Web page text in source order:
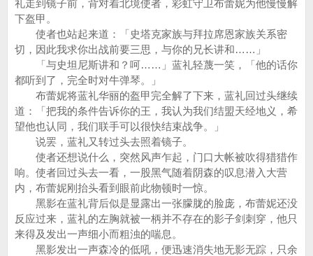
礼走到镜子前，背对着北境使者，彩虹守卫布蕾妮为他慢慢解
下盔甲。
使者也站起来道：「史塔克家族与拜拉席恩家族关系密
切，因此我求你出战前要三思，与你的兄长讲和……」
「与史坦尼斯讲和？呵……」蓝礼轻蔑一笑，「他的话你
都听到了，完全时对牛弹琴。」
布蕾妮将蓝礼华丽的盔甲完全解了下来，蓝礼回过头继续
道：「把我的条件告诉你的王，我认为我们结盟天经地义，希
望他也认同，我们联手可以很快结束战争。」
说罢，蓝礼又转过头去照着镜子。
使者还想说什么，突然风声乍起，门口大帐被吹得猎猎作
响。使者回过头去一看，一股黑气随着阴森的叹息潜入大营
内，布蕾妮刚抬头看到眼前此物顿时一惊。
黑影在蓝礼背后似是显露出一张朦胧的脸庞，布蕾妮还没
反应过来，蓝礼的左胸就被一柄并不存在的影子剑刺穿，他只
来得及发出一声细小而粗浊的喘息。
黑影发出一声森冷的低吼，便迅速消失地无影无踪，只余